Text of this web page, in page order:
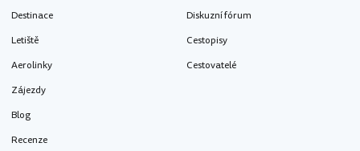
Destinace
Letiště
Aerolinky
Zájezdy
Blog
Recenze
Diskuzní fórum
Cestopisy
Cestovatelé